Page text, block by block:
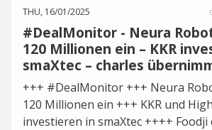
THU, 16/01/2025
#DealMonitor - Neura
120 Millionen ein – KKR
smaXtec – charles
+++ #DealMonitor +++ Neura
120 Millionen ein +++ KKR und
investieren in smaXtec ++++ Foodji